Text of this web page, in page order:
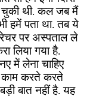
चुकी थी. कल जब मैं
हमें पता था. तब ये
पर अस्पताल ले
लिया गया है.
में लेना चाहिए
काम करते करते
बात नहीं है. यह